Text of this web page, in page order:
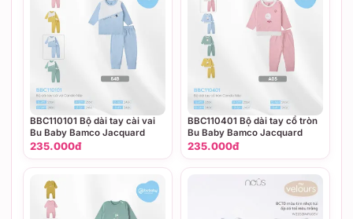
BBC110101 Bộ dài tay cài vai
Bu Baby Bamco Jacquard
235.000đ
BBC110401 Bộ dài tay cổ tròn
Bu Baby Bamco Jacquard
235.000đ